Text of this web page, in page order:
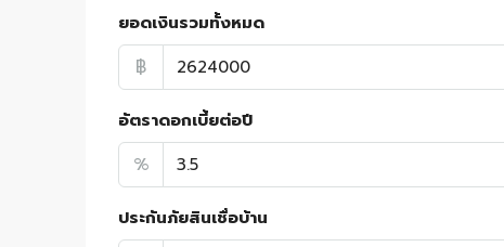
ยอดเงินรวมทั้งหมด
฿
อัตราดอกเบี้ยต่อปี
%
ประกันภัยสินเชื่อบ้าน